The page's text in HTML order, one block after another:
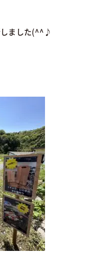
しました(^^♪